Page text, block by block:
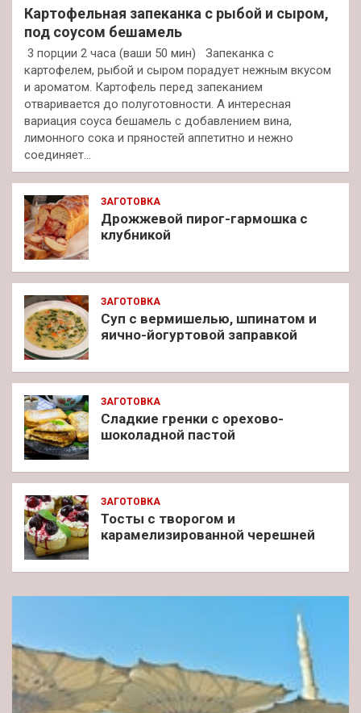
Картофельная запеканка с рыбой и сыром,
под соусом бешамель
3 порции 2 часа (ваши 50 мин) Запеканка с
картофелем, рыбой и сыром порадует нежным вкусом
и ароматом. Картофель перед запеканием
отваривается до полуготовности. А интересная
вариация соуса бешамель с добавлением вина,
лимонного сока и пряностей аппетитно и нежно
соединяет…
ЗАГОТОВКА
Дрожжевой пирог-гармошка с
клубникой
ЗАГОТОВКА
Суп с вермишелью, шпинатом и
яично-йогуртовой заправкой
ЗАГОТОВКА
Сладкие гренки с орехово-
шоколадной пастой
ЗАГОТОВКА
Тосты с творогом и
карамелизированной черешней